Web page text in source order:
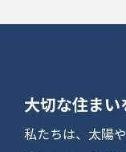
大切な住ま
私たちは、太陽